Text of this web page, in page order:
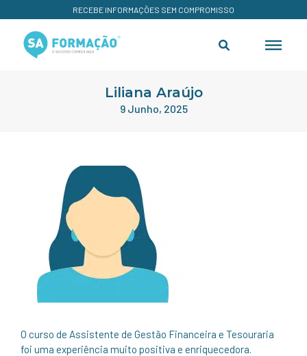
RECEBE INFORMAÇÕES SEM COMPROMISSO
Liliana Araújo
9 Junho, 2025
O curso de Assistente de Gestão Financeira e Tesouraria
foi uma experiência muito positiva e enriquecedora.